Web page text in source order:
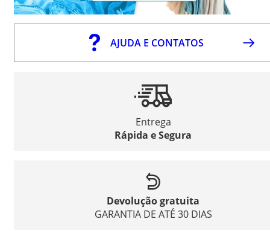
AJUDA E CONTATOS
Entrega
Rápida e Segura
Devolução gratuita
GARANTIA DE ATÉ 30 DIAS